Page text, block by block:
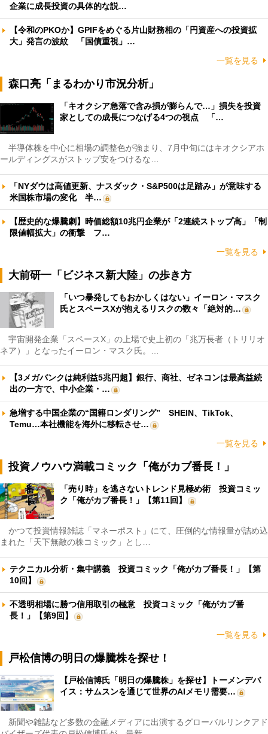
企業に成長投資の具体的な説…
【令和のPKOか】GPIFをめぐる片山財務相の「円資産への投資拡
大」発言の波紋 「国債重視」…
一覧を見る
森口亮「まるわかり市況分析」
「キオクシア急落で含み損が膨らんで…」損失を投資
家としての成長につなげる4つの視点 「…
半導体株を中心に相場の調整色が強まり、7月中旬にはキオクシアホ
ールディングスがストップ安をつけるな…
「NYダウは高値更新、ナスダック・S&P500は足踏み」が意味する
米国株市場の変化 半…
【歴史的な爆騰劇】時価総額10兆円企業が「2連続ストップ高」「制
限値幅拡大」の衝撃 フ…
一覧を見る
大前研一「ビジネス新大陸」の歩き方
「いつ暴発してもおかしくはない」イーロン・マスク
氏とスペースXが抱えるリスクの数々「絶対的…
宇宙開発企業「スペースX」の上場で史上初の「兆万長者（トリリオ
ネア）」となったイーロン・マスク氏。…
【3メガバンクは純利益5兆円超】銀行、商社、ゼネコンは最高益続
出の一方で、中小企業・…
急増する中国企業の“国籍ロンダリング” SHEIN、TikTok、
Temu…本社機能を海外に移転させ…
一覧を見る
投資ノウハウ満載コミック「俺がカブ番長！」
「売り時」を逃さないトレンド見極め術 投資コミッ
ク「俺がカブ番長！」【第11回】
かつて投資情報雑誌「マネーポスト」にて、圧倒的な情報量が詰め込
まれた「天下無敵の株コミック」とし…
テクニカル分析・集中講義 投資コミック「俺がカブ番長！」【第
10回】
不透明相場に勝つ信用取引の極意 投資コミック「俺がカブ番
長！」【第9回】
一覧を見る
戸松信博の明日の爆騰株を探せ！
【戸松信博氏「明日の爆騰株」を探せ】トーメンデバ
イス：サムスンを通じて世界のAIメモリ需要…
新聞や雑誌など多数の金融メディアに出演するグローバルリンクアド